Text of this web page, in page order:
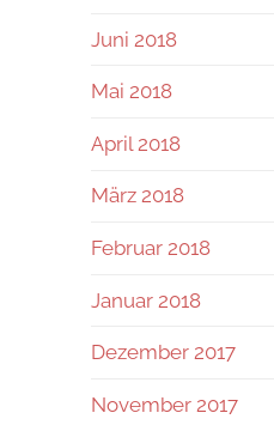
Juni 2018
Mai 2018
April 2018
März 2018
Februar 2018
Januar 2018
Dezember 2017
November 2017